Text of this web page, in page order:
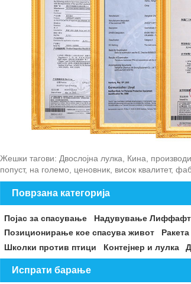
Жешки тагови: Двослојна лулка, Кина,
попуст, на големо, ценовник, висок квалитет,
Поврзана категорија
Појас за спасување Надувување Лиффафт
Позиционирање кое спасува живот
Школки против птици
Контејнер и лулка
Испрати барање